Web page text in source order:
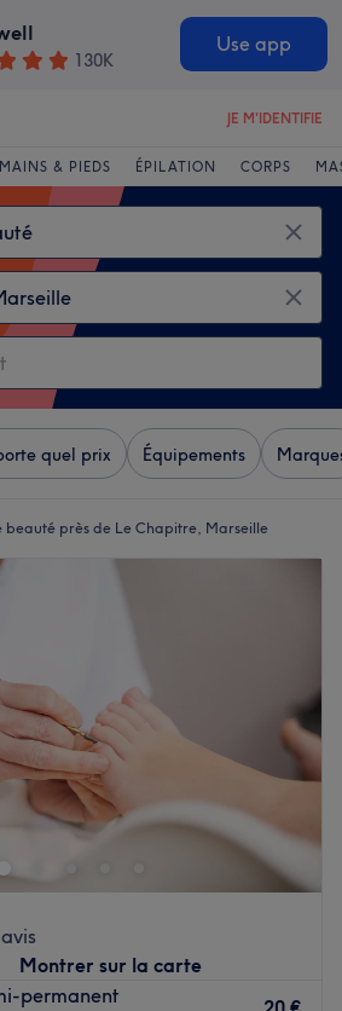
130K
Use app
JE M'IDENTIFIE
MAINS & PIEDS ÉPILATION CORPS
quel prix Équipements
beauté près de Le Chapitre, Marseille
Montrer sur la carte
permanent